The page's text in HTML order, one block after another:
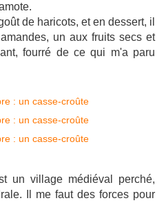
de haricots, et en dessert, il
un aux fruits secs et
fourré de ce qui m'a paru
un village médiéval perché,
Il me faut des forces pour